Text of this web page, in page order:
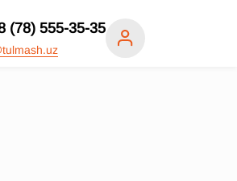
(78) 555-35-35